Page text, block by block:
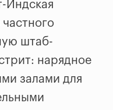
Индская
штаб-
нарядное
залами для